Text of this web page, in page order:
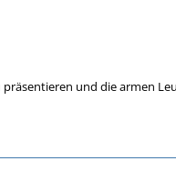
präsentieren und die armen